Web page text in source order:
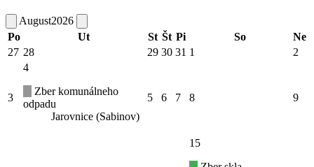
August2026
Po
Ut St Št Pi So
Ne
27 28 29 30 31 1 2
3
4
Zber komunálneho
odpadu
Jarovnice (Sabinov)
5 6 7 8 9
15